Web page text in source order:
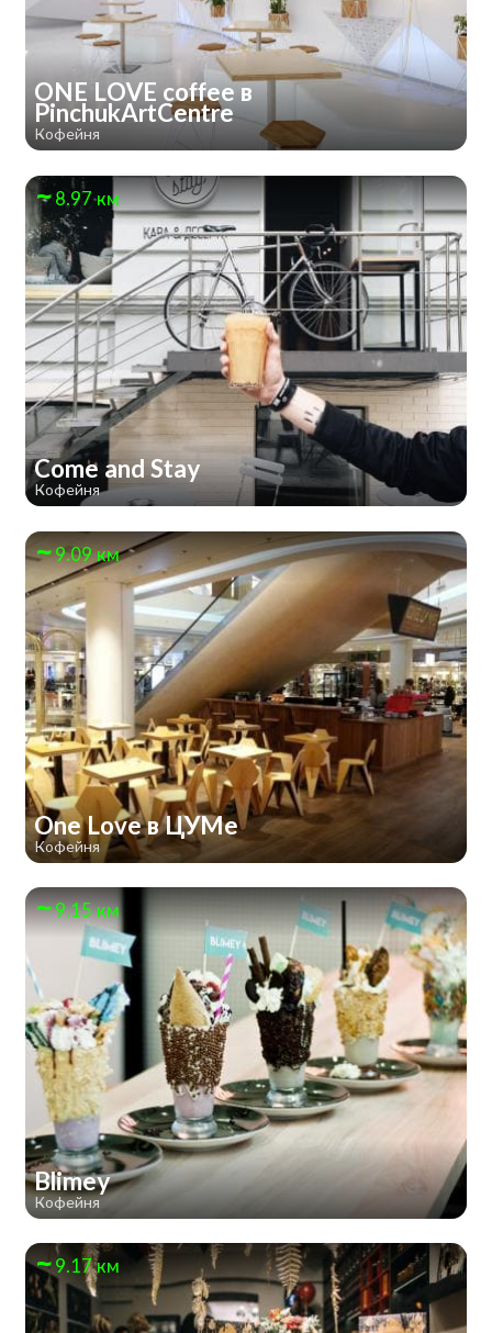
ONE LOVE coffee в
PinchukArtCentre
Кофейня
8.97 км
Come and Stay
Кофейня
9.09 км
One Love в ЦУМе
Кофейня
9.15 км
Blimey
Кофейня
9.17 км